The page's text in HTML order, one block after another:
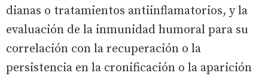
dianas o tratamientos antiinflamatorios, y la
evaluación de la inmunidad humoral para su
correlación con la recuperación o la
persistencia en la cronificación o la aparición